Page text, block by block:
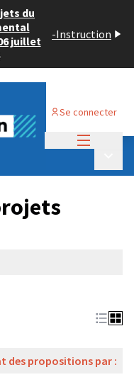
du
juillet
-Instruction
Se connecter
des propositions par :